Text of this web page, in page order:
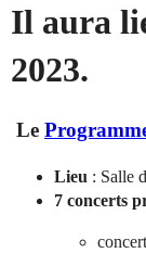
Il aura
2023.
Le
Lieu : Salle
7 concerts